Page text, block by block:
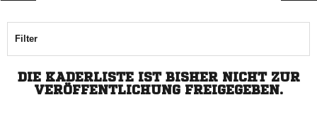
Filter
DIE KADERLISTE IST BISHER NICHT ZUR
VERÖFFENTLICHUNG FREIGEGEBEN.